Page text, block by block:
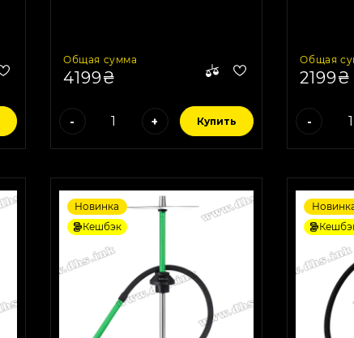
Общая сумма
4199₴
- + Купить
Общая
2199₴
-
Новинка
Кешбэк